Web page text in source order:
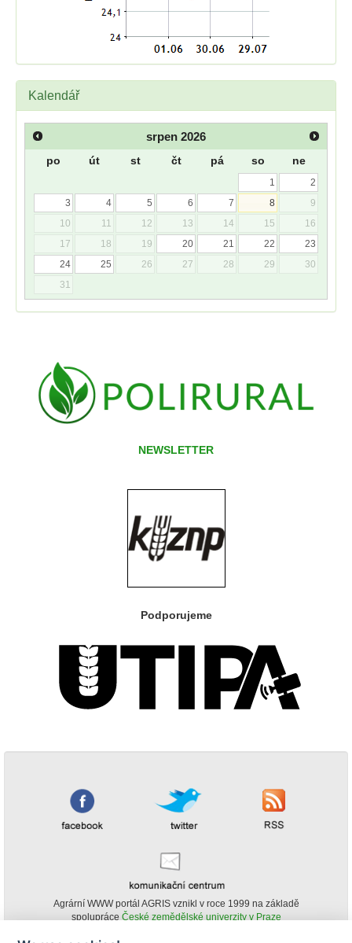
Kalendář
srpen 2026
po út st čt pá so ne
1
2
3
4 5 6 7 8
9
10
11 12 13 14 15
16
17
18 19 20 21 22
23
24
25 26 27 28 29
30
31
NEWSLETTER
Podporujeme
Agrární WWW portál AGRIS vznikl v roce 1999 na základě
spolupráce České zemědělské univerzity v Praze